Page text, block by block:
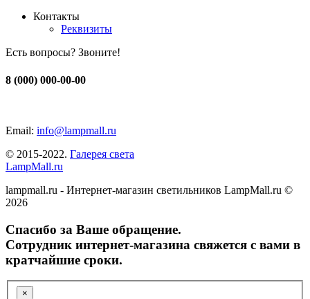
Контакты
Реквизиты
Есть вопросы? Звоните!
8 (000) 000-00-00
Email: info@lampmall.ru
© 2015-2022. Галерея света
LampMall.ru
lampmall.ru - Интернет-магазин светильников LampMall.ru ©
2026
Спасибо за Ваше обращение.
Сотрудник интернет-магазина свяжется с вами в
кратчайшие сроки.
×